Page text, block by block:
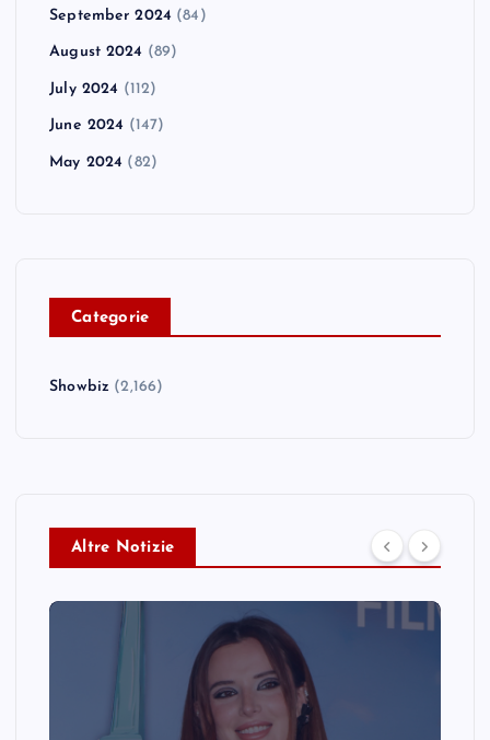
September 2024 (84)
August 2024 (89)
July 2024 (112)
June 2024 (147)
May 2024 (82)
Categorie
Showbiz (2,166)
Altre Notizie